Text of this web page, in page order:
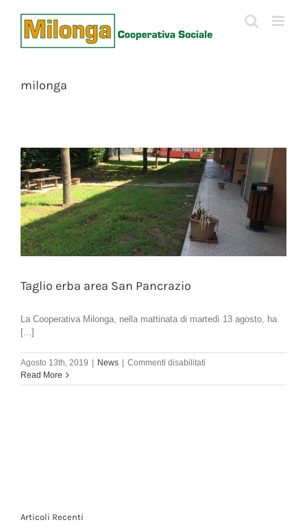
content
milonga
Taglio erba area San Pancrazio
La Cooperativa Milonga, nella mattinata di martedì 13 agosto, ha
[...]
Agosto 13th, 2019 | News | Commenti disabilitati
erba
Read More
Articoli Recenti